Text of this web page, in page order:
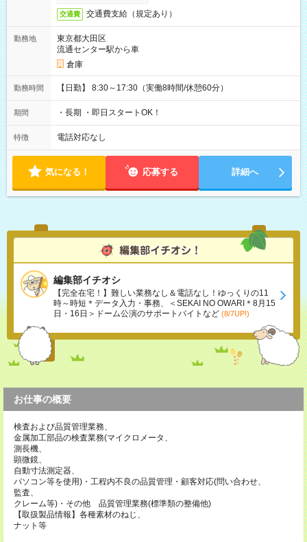
交通費 交通費支給（規定あり）
勤務地
東京都大田区
流通センター駅から車
倉庫
勤務時間 【日勤】 8:30～17:30（実働8時間/休憩60分）
期間 ・長期 ・即日スタートOK！
特徴 電話対応なし
気になる！ 応募する 詳細へ
編集部イチオシ
【完全在宅！】難しい業務なし＆電話なし！ゆっくりの11
時～時短＊データ入力・事務、＜SEKAI NO OWARI＊8月15
日・16日＞ドーム公演のサポートバイトなど (8/7UP!)
お仕事の概要
検査および品質管理業務、
金属加工部品の検査業務(マイクロメータ、
測長機、
顕微鏡、
自動寸法測定器、
パソコン等を使用)・工程内不良の品質管理・顧客対応(問い合わせ、
監査、
クレーム等)・その他 品質管理業務(標準類の整備他)
【取扱製品情報】各種素材のねじ、
ナット等